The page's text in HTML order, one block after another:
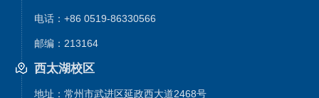
电话：+86 0519-86330566
邮编：213164
西太湖校区
地址：常州市武进区延政西大道2468号